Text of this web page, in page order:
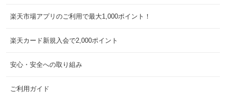
楽天市場アプリのご利用で最大1,000ポイント！
楽天カード新規入会で2,000ポイント
安心・安全への取り組み
ご利用ガイド